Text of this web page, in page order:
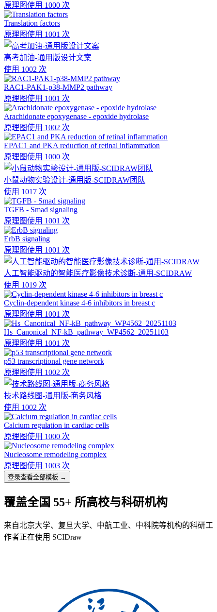
原理图使用 1000 次
Translation factors
原理图使用 1001 次
高考加油-通用版设计文案
使用 1002 次
RAC1-PAK1-p38-MMP2 pathway
原理图使用 1001 次
Arachidonate epoxygenase - epoxide hydrolase
原理图使用 1002 次
EPAC1 and PKA reduction of retinal inflammation
原理图使用 1000 次
小鼠动物实验设计-通用版-SCIDRAW团队
使用 1017 次
TGFB - Smad signaling
原理图使用 1001 次
ErbB signaling
原理图使用 1001 次
人工智能驱动的智能医疗影像技术诊断-通用-SCIDRAW
使用 1019 次
Cyclin-dependent kinase 4-6 inhibitors in breast c
原理图使用 1001 次
Hs_Canonical_NF-kB_pathway_WP4562_20251103
原理图使用 1001 次
p53 transcriptional gene network
原理图使用 1002 次
技术路线图-通用版-商务风格
使用 1002 次
Calcium regulation in cardiac cells
原理图使用 1000 次
Nucleosome remodeling complex
原理图使用 1003 次
登录查看全部模板 →
覆盖全国 55+ 所高校与科研机构
来自北京大学、复旦大学、中航工业、中科院等机构的科研工
作者正在使用 SCIDraw